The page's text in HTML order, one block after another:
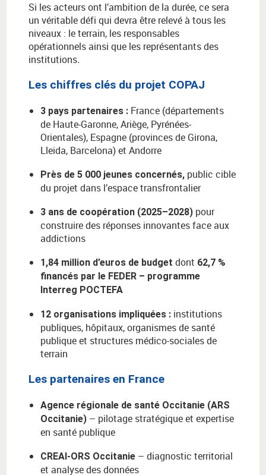
Si les acteurs ont l’ambition de la durée, ce sera
un véritable défi qui devra être relevé à tous les
niveaux : le terrain, les responsables
opérationnels ainsi que les représentants des
institutions.
Les chiffres clés du projet COPAJ
3 pays partenaires : France (départements
de Haute-Garonne, Ariège, Pyrénées-
Orientales), Espagne (provinces de Girona,
Lleida, Barcelona) et Andorre
Près de 5 000 jeunes concernés, public cible
du projet dans l’espace transfrontalier
3 ans de coopération (2025–2028) pour
construire des réponses innovantes face aux
addictions
1,84 million d’euros de budget dont 62,7 %
financés par le FEDER – programme
Interreg POCTEFA
12 organisations impliquées : institutions
publiques, hôpitaux, organismes de santé
publique et structures médico-sociales de
terrain
Les partenaires en France
Agence régionale de santé Occitanie (ARS
Occitanie) – pilotage stratégique et expertise
en santé publique
CREAI-ORS Occitanie – diagnostic territorial
et analyse des données